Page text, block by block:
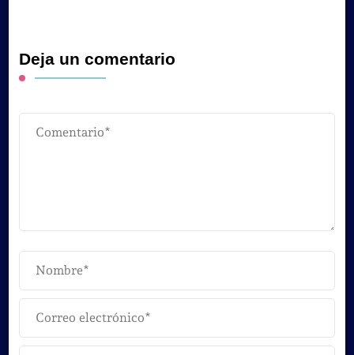
Deja un comentario